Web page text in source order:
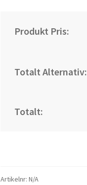
Produkt Pris:
Totalt Alternativ:
Totalt:
Artikelnr: N/A